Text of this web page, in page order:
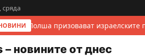
сряда
и Полша призовават израелските
– новините от днес